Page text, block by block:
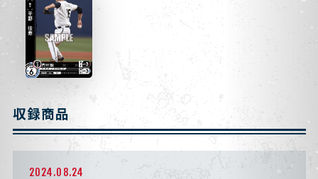
収録商品
2024.08.24